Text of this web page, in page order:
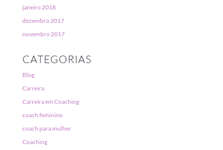
janeiro 2018
dezembro 2017
novembro 2017
CATEGORIAS
Blog
Carreira
Carreira em Coaching
coach feminino
coach para mulher
Coaching